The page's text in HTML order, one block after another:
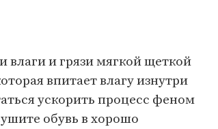
влаги и грязи мягкой щеткой
впитает влагу изнутри
ускорить процесс феном
обувь в хорошо